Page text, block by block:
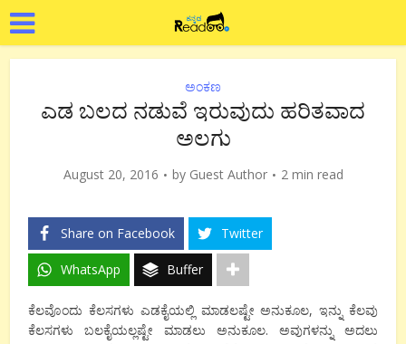
ಅಂಕಣ
ಎಡ ಬಲದ ನಡುವೆ ಇರುವುದು ಹರಿತವಾದ
ಅಲಗು
August 20, 2016 by Guest Author 2 min read
Share on Facebook Twitter
WhatsApp Buffer
ಕೆಲವೊಂದು ಕೆಲಸಗಳು ಎಡಕೈಯಲ್ಲಿ ಮಾಡಲಷ್ಟೇ ಅನುಕೂಲ, ಇನ್ನು ಕೆಲವು
ಕೆಲಸಗಳು ಬಲಕೈಯಲ್ಲಷ್ಟೇ ಮಾಡಲು ಅನುಕೂಲ. ಅವುಗಳನ್ನು ಅದಲು